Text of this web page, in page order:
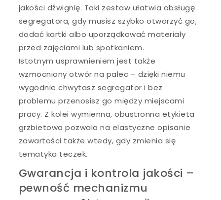
jakości dźwignię. Taki zestaw ułatwia obsługę
segregatora, gdy musisz szybko otworzyć go,
dodać kartki albo uporządkować materiały
przed zajęciami lub spotkaniem.
Istotnym usprawnieniem jest także
wzmocniony otwór na palec – dzięki niemu
wygodnie chwytasz segregator i bez
problemu przenosisz go między miejscami
pracy. Z kolei wymienna, obustronna etykieta
grzbietowa pozwala na elastyczne opisanie
zawartości także wtedy, gdy zmienia się
tematyka teczek.
Gwarancja i kontrola jakości –
pewność mechanizmu